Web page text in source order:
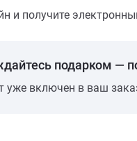
и получите
подарком —
уже включен в ваш